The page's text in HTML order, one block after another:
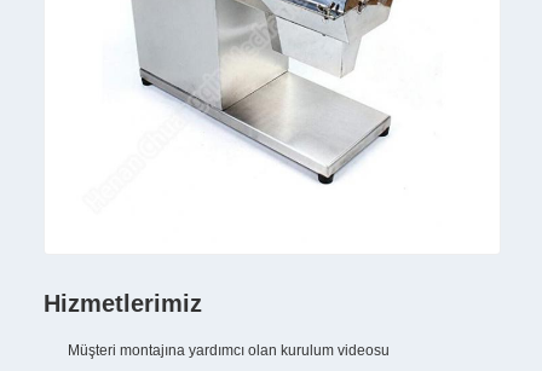
Hizmetlerimiz
Müşteri montajına yardımcı olan kurulum videosu